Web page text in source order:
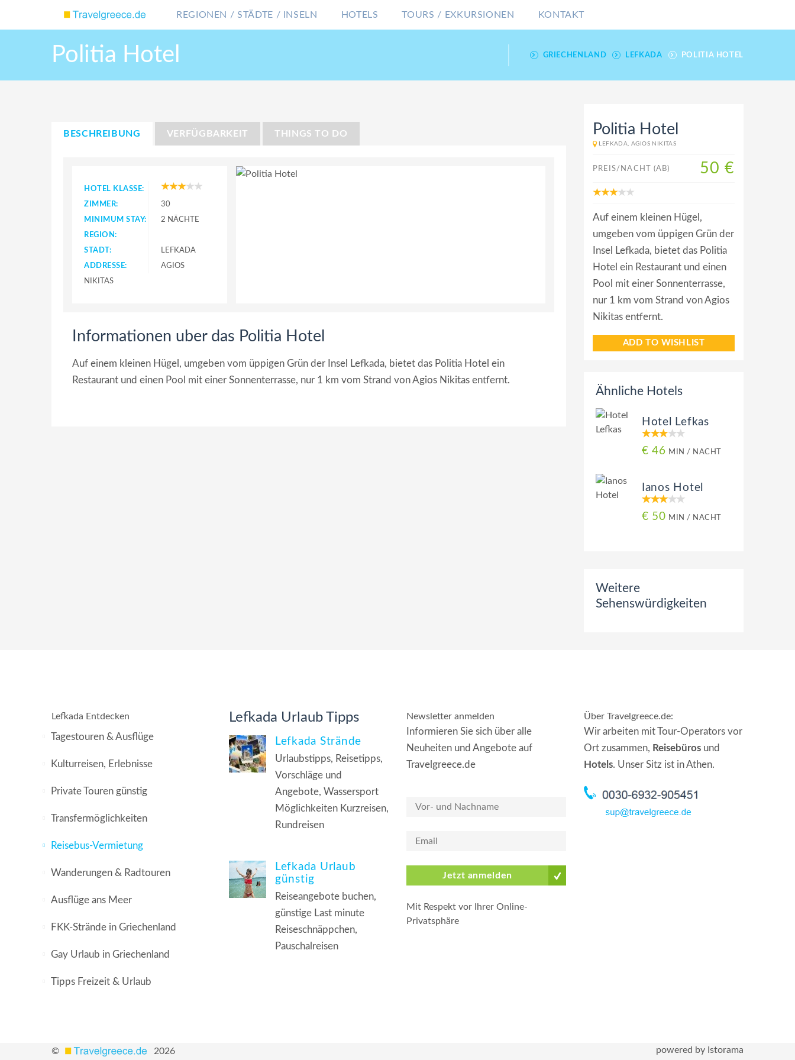
REGIONEN / STÄDTE / INSELN HOTELS TOURS / EXKURSIONEN KONTAKT
Politia Hotel GRIECHENLAND LEFKADA POLITIA HOTEL
BESCHREIBUNG VERFÜGBARKEIT THINGS TO DO
HOTEL KLASSE:
ZIMMER:
30
MINIMUM STAY:
2 NÄCHTE
REGION:
STADT:
LEFKADA
ADDRESSE:
AGIOS
NIKITAS
Informationen uber das Politia Hotel
Auf einem kleinen Hügel, umgeben vom üppigen Grün der Insel Lefkada, bietet das Politia Hotel ein
Restaurant und einen Pool mit einer Sonnenterrasse, nur 1 km vom Strand von Agios Nikitas entfernt.
Politia Hotel
LEFKADA, AGIOS NIKITAS
PREIS/NACHT (AB) 50 €
Auf einem kleinen Hügel,
umgeben vom üppigen Grün der
Insel Lefkada, bietet das Politia
Hotel ein Restaurant und einen
Pool mit einer Sonnenterrasse,
nur 1 km vom Strand von Agios
Nikitas entfernt.
ADD TO WISHLIST
Ähnliche Hotels
Hotel Lefkas
€ 46 MIN / NACHT
Ianos Hotel
€ 50 MIN / NACHT
Weitere
Sehenswürdigkeiten
Lefkada Entdecken
Tagestouren & Ausflüge
Kulturreisen, Erlebnisse
Private Touren günstig
Transfermöglichkeiten
Reisebus-Vermietung
Wanderungen & Radtouren
Ausflüge ans Meer
FKK-Strände in Griechenland
Gay Urlaub in Griechenland
Tipps Freizeit & Urlaub
Lefkada Urlaub Tipps
Lefkada Strände
Urlaubstipps, Reisetipps,
Vorschläge und
Angebote, Wassersport
Möglichkeiten Kurzreisen,
Rundreisen
Lefkada Urlaub
günstig
Reiseangebote buchen,
günstige Last minute
Reiseschnäppchen,
Pauschalreisen
Newsletter anmelden
Informieren Sie sich über alle
Neuheiten und Angebote auf
Travelgreece.de
Jetzt anmelden
Mit Respekt vor Ihrer Online-
Privatsphäre
Über Travelgreece.de:
Wir arbeiten mit Tour-Operators vor
Ort zusammen, Reisebüros und
Hotels. Unser Sitz ist in Athen.
© 2026 powered by Istorama